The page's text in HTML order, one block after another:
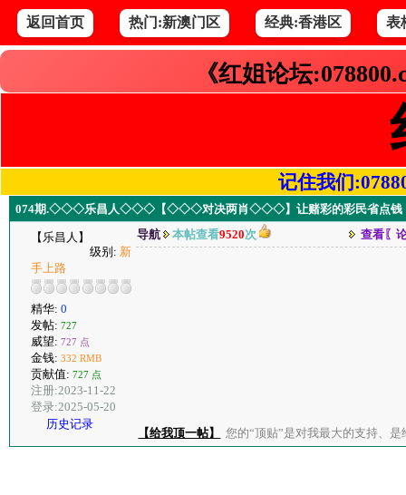
返回首页 热门:新澳门区 经典:香港区 表
《红姐论坛
记住我们
074期.◇◇◇乐昌人◇◇◇【◇◇◇对决两肖◇◇◇】让赌彩的彩民省点钱
【乐昌人】
级别: 新
手上路
精华: 0
发帖: 727
威望: 727 点
金钱: 332 RMB
贡献值: 727 点
注册:2023-11-22
登录:2025-05-20
历史记录
导航 本帖查看9520次 查看〖
【给我顶一帖】 您的“顶贴”是对我最大的支持、